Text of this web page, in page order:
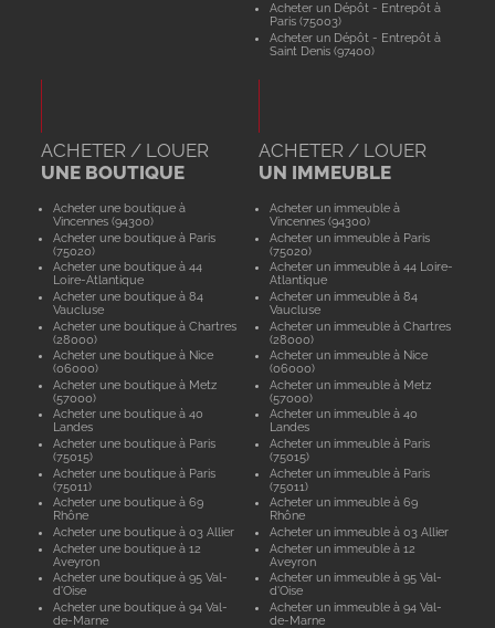
Acheter un Dépôt - Entrepôt à
Paris (75003)
Acheter un Dépôt - Entrepôt à
Saint Denis (97400)
ACHETER / LOUER
UNE BOUTIQUE
Acheter une boutique à
Vincennes (94300)
Acheter une boutique à Paris
(75020)
Acheter une boutique à 44
Loire-Atlantique
Acheter une boutique à 84
Vaucluse
Acheter une boutique à Chartres
(28000)
Acheter une boutique à Nice
(06000)
Acheter une boutique à Metz
(57000)
Acheter une boutique à 40
Landes
Acheter une boutique à Paris
(75015)
Acheter une boutique à Paris
(75011)
Acheter une boutique à 69
Rhône
Acheter une boutique à 03 Allier
Acheter une boutique à 12
Aveyron
Acheter une boutique à 95 Val-
d'Oise
Acheter une boutique à 94 Val-
de-Marne
ACHETER / LOUER
UN IMMEUBLE
Acheter un immeuble à
Vincennes (94300)
Acheter un immeuble à Paris
(75020)
Acheter un immeuble à 44 Loire-
Atlantique
Acheter un immeuble à 84
Vaucluse
Acheter un immeuble à Chartres
(28000)
Acheter un immeuble à Nice
(06000)
Acheter un immeuble à Metz
(57000)
Acheter un immeuble à 40
Landes
Acheter un immeuble à Paris
(75015)
Acheter un immeuble à Paris
(75011)
Acheter un immeuble à 69
Rhône
Acheter un immeuble à 03 Allier
Acheter un immeuble à 12
Aveyron
Acheter un immeuble à 95 Val-
d'Oise
Acheter un immeuble à 94 Val-
de-Marne